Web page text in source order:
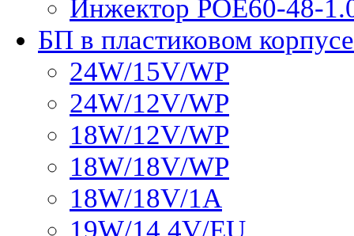
Инжектор POE60-48-
БП в пластиковом корпусе
24W/15V/WP
24W/12V/WP
18W/12V/WP
18W/18V/WP
18W/18V/1A